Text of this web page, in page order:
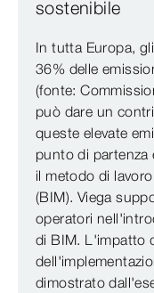
sostenibile
In tutta Europa,
36% delle
(fonte:
può dare un
queste elevate
punto di partenza
il metodo di
(BIM). Viega
operatori
di BIM. L'impatto
dimostrato